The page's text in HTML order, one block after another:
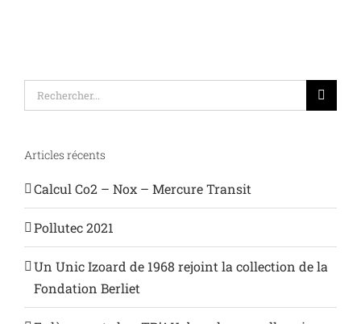
Rechercher:
Articles récents
Calcul Co2 – Nox – Mercure Transit
Pollutec 2021
Un Unic Izoard de 1968 rejoint la collection de la
Fondation Berliet